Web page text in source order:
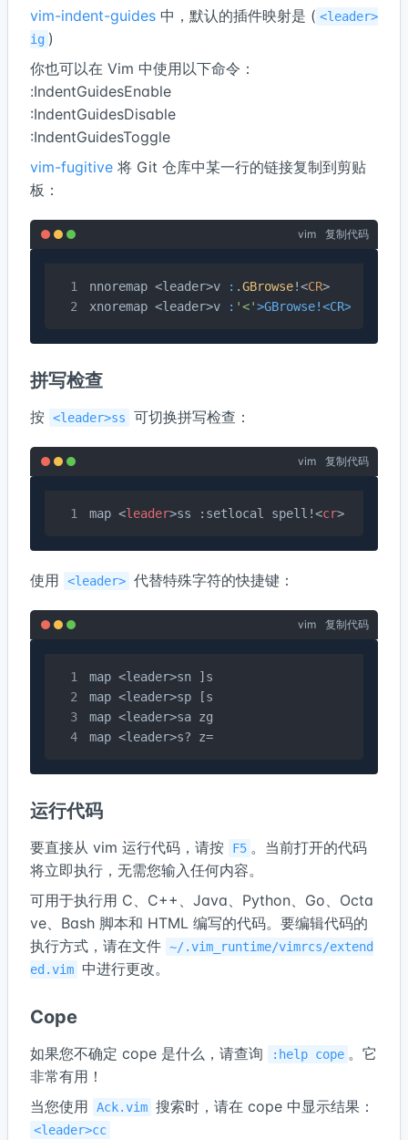
vim-indent-guides 中，默认的插件映射是 ( <leader>
ig )
你也可以在 Vim 中使用以下命令：
:IndentGuidesEnable
:IndentGuidesDisable
:IndentGuidesToggle
vim-fugitive 将 Git 仓库中某一行的链接复制到剪贴
板：
vim 复制代码
nnoremap <leader>v : .GBrowse!<CR>
xnoremap <leader>v
: '<'>GBrowse!<CR>
拼写检查
按 <leader>ss 可切换拼写检查：
vim 复制代码
map <leader>ss :setlocal spell!<cr>
使用 <leader> 代替特殊字符的快捷键：
vim 复制代码
map <leader>sn​​ ]s
map <leader>sp [s
map <leader>sa zg
map <leader>s? z=
运行代码
要直接从 vim 运行代码，请按 F5 。当前打开的代码
将立即执行，无需您输入任何内容。
可用于执行用 C、C++、Java、Python、Go、Octa
ve、Bash 脚本和 HTML 编写的代码。要编辑代码的
执行方式，请在文件 ~/.vim_runtime/vimrcs/extend
ed.vim
中进行更改。
Cope
如果您不确定 cope 是什么，请查询 :help cope 。它
非常有用！
当您使用
Ack.vim 搜索时，请在 cope 中显示结果：
<leader>cc